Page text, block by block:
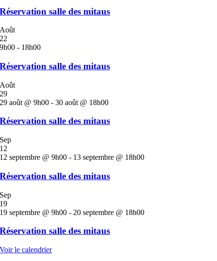
Réservation salle des mitaus
Août
22
9h00 - 18h00
Réservation salle des mitaus
Août
29
29 août @ 9h00 -30 août @ 18h00
Réservation salle des mitaus
Sep
12
12 septembre @ 9h00 - 13 septembre @ 18h00
Réservation salle des mitaus
Sep
19
19 septembre @ 9h00 - 20 septembre @ 18h00
Réservation salle des mitaus
Voir le calendrier